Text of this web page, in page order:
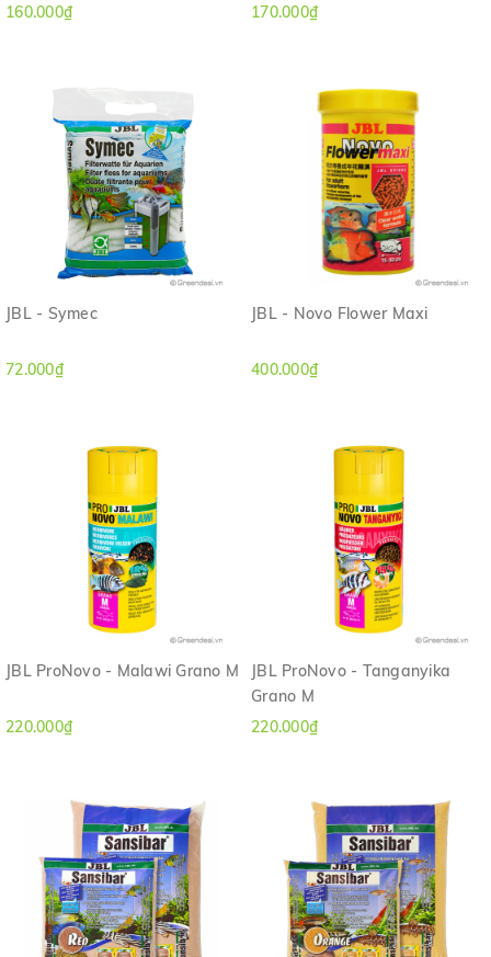
160.000₫ 170.000₫
JBL - Symec
72.000₫
JBL - Novo Flower Maxi
400.000₫
JBL ProNovo - Malawi Grano M
220.000₫
JBL ProNovo - Tanganyika
Grano M
220.000₫